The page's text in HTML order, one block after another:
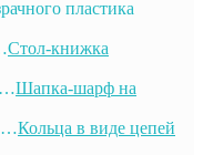
Стол-книжка
Шапка-шарф на
Кольца в виде цепей